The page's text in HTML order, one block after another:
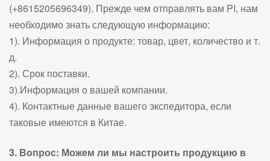
(+8615205696349). Прежде чем отправлять вам PI, нам
необходимо знать следующую информацию:
1). Информация о продукте: товар, цвет, количество и т.
д.
2). Срок поставки.
3).Информация о вашей компании.
4). Контактные данные вашего экспедитора, если
таковые имеются в Китае.
3. Вопрос: Можем ли мы настроить продукцию в